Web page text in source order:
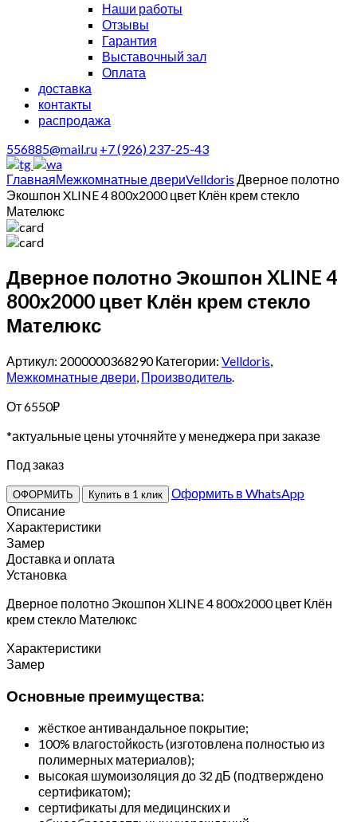
Наши работы
Отзывы
Гарантия
Выставочный зал
Оплата
доставка
контакты
распродажа
556885@mail.ru +7 (926) 237-25-43
ГлавнаяМежкомнатные двериVelldoris Дверное полотно
Экошпон XLINE 4 800х2000 цвет Клён крем стекло
Мателюкс
Дверное полотно Экошпон XLINE 4
800х2000 цвет Клён крем стекло
Мателюкс
Артикул: 2000000368290Категории: Velldoris,
Межкомнатные двери, Производитель.
От6550₽
*актуальные цены уточняйте у менеджера при заказе
Под заказ
ОФОРМИТЬ Купить в 1 клик
Оформить в WhatsApp
Описание
Характеристики
Замер
Доставка и оплата
Установка
Дверное полотно Экошпон XLINE 4 800х2000 цвет Клён
крем стекло Мателюкс
Характеристики
Замер
Основные преимущества:
жёсткое антивандальное покрытие;
100% влагостойкость (изготовлена полностью из
полимерных материалов);
высокая шумоизоляция до 32 дБ (подтверждено
сертификатом);
сертификаты для медицинских и